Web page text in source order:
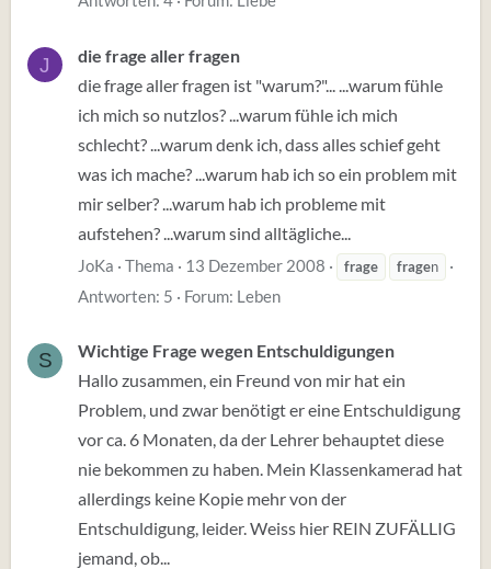
J
die frage aller fragen
die frage aller fragen ist "warum?"... ...warum fühle
ich mich so nutzlos? ...warum fühle ich mich
schlecht? ...warum denk ich, dass alles schief geht
was ich mache? ...warum hab ich so ein problem mit
mir selber? ...warum hab ich probleme mit
aufstehen? ...warum sind alltägliche...
JoKa Thema 13 Dezember 2008 frage fragen
Antworten: 5 Forum: Leben
S
Wichtige Frage wegen Entschuldigungen
Hallo zusammen, ein Freund von mir hat ein
Problem, und zwar benötigt er eine Entschuldigung
vor ca. 6 Monaten, da der Lehrer behauptet diese
nie bekommen zu haben. Mein Klassenkamerad hat
allerdings keine Kopie mehr von der
Entschuldigung, leider. Weiss hier REIN ZUFÄLLIG
jemand, ob...